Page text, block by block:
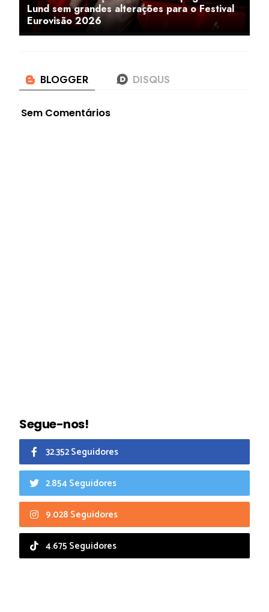
Lund sem grandes alterações para o Festival
Eurovisão 2026
Sem Comentários
Segue-nos!
32.352 Seguidores
2.854 Seguidores
9.028 Seguidores
4.675 Seguidores